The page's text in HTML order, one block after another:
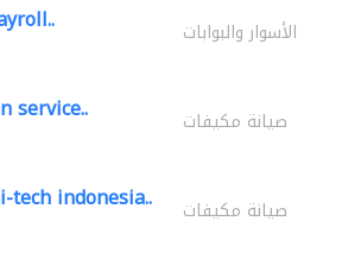
الأسوار والبوابات
service.. صيانة مكيفات
tech indonesia.. صيانة مكيفات